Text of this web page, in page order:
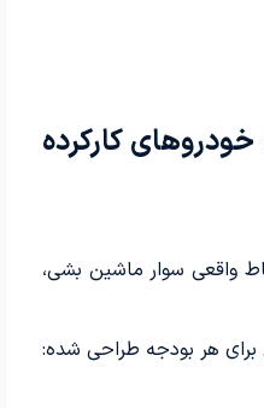
کارکرده
واقعی سوار ماشین بشی،
هر بودجه طراحی شده: